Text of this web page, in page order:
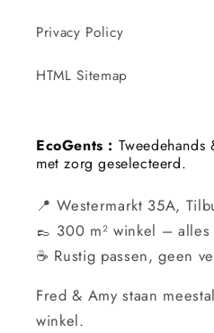
Privacy Policy
HTML Sitemap
EcoGents :
met zorg geselecteerd.
📍 Westermarkt 35A,
👞 300 m² winkel –
☕ Rustig passen, geen
Fred & Amy staan
winkel.